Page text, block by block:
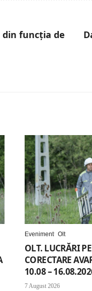
din funcția de
Eveniment Olt
OLT. LUCRĂRI
CORECTARE
10.08 –
7 August 2026